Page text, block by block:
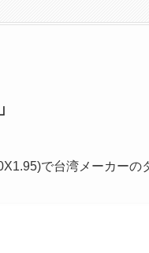
で台湾メーカーの